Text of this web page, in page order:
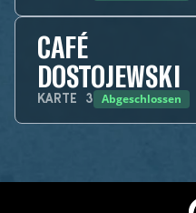
CAFÉ
DOSTOJEWSKI
KARTE 3 Abgeschlossen